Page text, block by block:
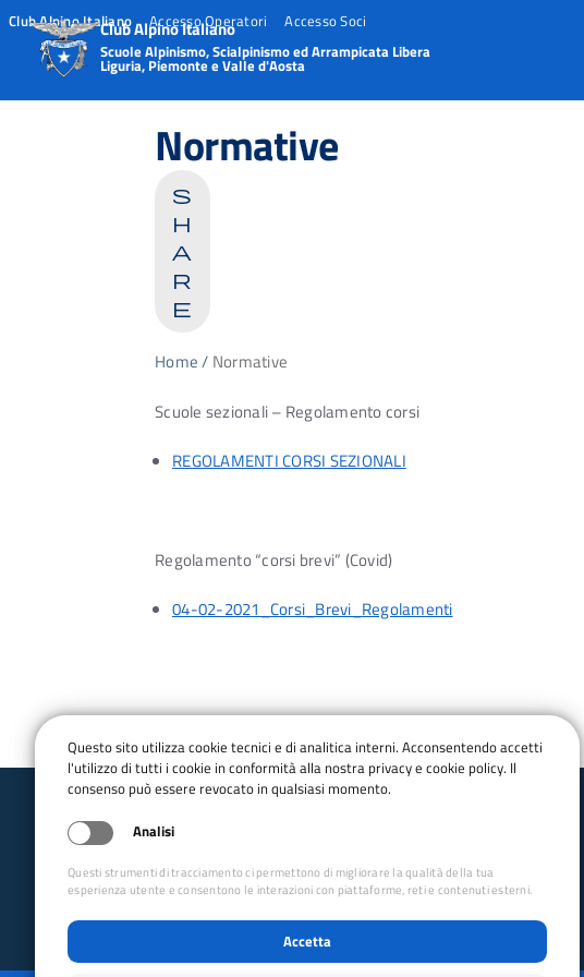
Club Alpino Italiano Accesso Operatori Accesso Soci
Club Alpino Italiano
Scuole Alpinismo, Scialpinismo ed Arrampicata Libera
Liguria, Piemonte e Valle d'Aosta
Normative
s
h
a
r
e
Home/ Normative
Scuole sezionali – Regolamento corsi
REGOLAMENTI CORSI SEZIONALI
Regolamento “corsi brevi” (Covid)
04-02-2021_Corsi_Brevi_Regolamenti
email:cisasalpv@gmail.com
Questo sito utilizza cookie tecnici e di analitica interni. Acconsentendo accetti
l'utilizzo di tutti i cookie in conformità alla nostra privacy e cookie policy. Il
consenso può essere revocato in qualsiasi momento.
Analisi
Questi strumenti di tracciamento ci permettono di migliorare la qualità della tua
esperienza utente e consentono le interazioni con piattaforme, reti e contenuti esterni.
Accetta